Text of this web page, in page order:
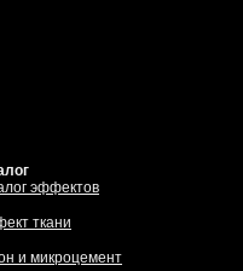
эффектов
ткани
и микроцемент